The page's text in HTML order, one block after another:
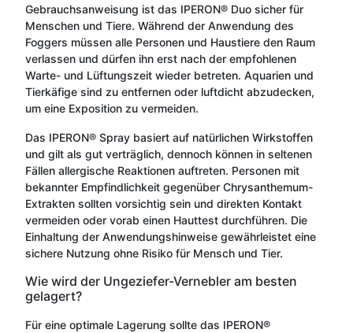
Gebrauchsanweisung ist das IPERON® Duo sicher für
Menschen und Tiere. Während der Anwendung des
Foggers müssen alle Personen und Haustiere den Raum
verlassen und dürfen ihn erst nach der empfohlenen
Warte- und Lüftungszeit wieder betreten. Aquarien und
Tierkäfige sind zu entfernen oder luftdicht abzudecken,
um eine Exposition zu vermeiden.
Das IPERON® Spray basiert auf natürlichen Wirkstoffen
und gilt als gut verträglich, dennoch können in seltenen
Fällen allergische Reaktionen auftreten. Personen mit
bekannter Empfindlichkeit gegenüber Chrysanthemum-
Extrakten sollten vorsichtig sein und direkten Kontakt
vermeiden oder vorab einen Hauttest durchführen. Die
Einhaltung der Anwendungshinweise gewährleistet eine
sichere Nutzung ohne Risiko für Mensch und Tier.
Wie wird der Ungeziefer-Vernebler am besten
gelagert?
Für eine optimale Lagerung sollte das IPERON®